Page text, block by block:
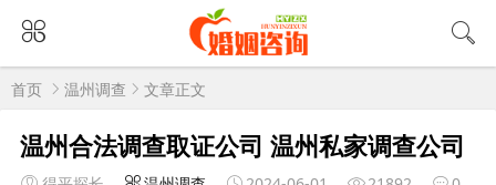
首页 温州调查 文章正文
温州合法调查取证公司 温州私家调查公司